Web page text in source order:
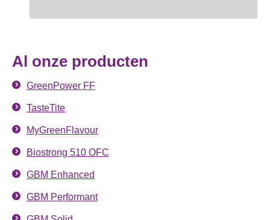
Al onze producten
GreenPower FF
TasteTite
MyGreenFlavour
Biostrong 510 OFC
GBM Enhanced
GBM Performant